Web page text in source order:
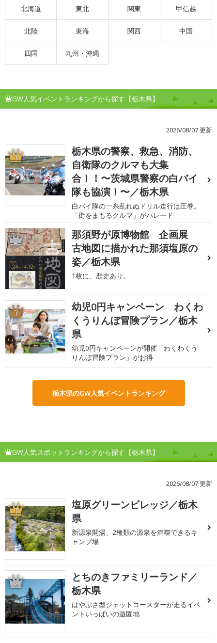
北海道 東北 関東 甲信越
北陸 東海 関西 中国
四国 九州・沖縄
GW人気イベントランキングから探す【栃木県】
2026/08/07 更新
1
栃木県の警察、救急、消防、
自衛隊のクルマも大集
合！！〜茨城県警察の白バイ
隊も協演！〜／栃木県
白バイ隊の一糸乱れぬドリル走行は圧巻。
「街をまもるクルマ」がパレード
2
那須野が原博物館 企画展
古地図に描かれた那須塩原の
姿／栃木県
1枚に、歴史あり。
3
幼児0円キャンペーン わくわ
くうりんぼ冒険プラン／栃木
県
幼児0円キャンペーンが開催「わくわくう
りんぼ冒険プラン」がお得
栃木県のGW人気イベントランキング
GW人気スポットランキングから探す【栃木県】
2026/08/07 更新
1
塩原グリーンビレッジ／栃木
県
新源泉開湯、2種類の源泉を満喫できるキ
ャンプ場
2
とちのきファミリーランド／
栃木県
はやぶさ型ジェットコースターが走るイベ
ントいっぱいの遊園地